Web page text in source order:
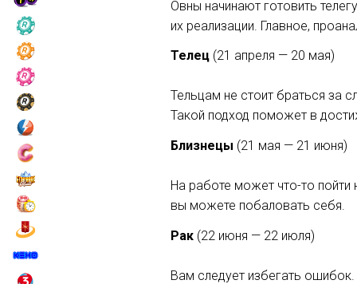
Овны начинают готовить
их реализации. Главное,
Телец (21 апреля — 20 мая)
Тельцам не стоит браться за
Такой подход поможет в
Близнецы (21 мая — 21 июня)
На работе может что-то пойти
вы можете побаловать себя.
Рак (22 июня — 22 июля)
Вам следует избегать